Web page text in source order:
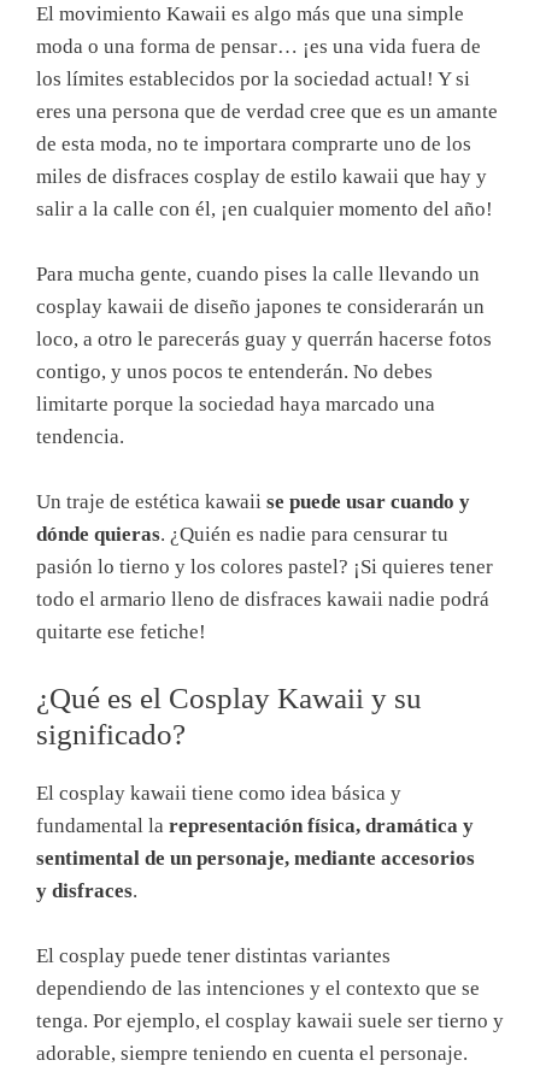
El movimiento Kawaii es algo más que una simple
moda o una forma de pensar… ¡es una vida fuera de
los límites establecidos por la sociedad actual! Y si
eres una persona que de verdad cree que es un amante
de esta moda, no te importara comprarte uno de los
miles de disfraces cosplay de estilo kawaii que hay y
salir a la calle con él, ¡en cualquier momento del año!
Para mucha gente, cuando pises la calle llevando un
cosplay kawaii de diseño japones te considerarán un
loco, a otro le parecerás guay y querrán hacerse fotos
contigo, y unos pocos te entenderán. No debes
limitarte porque la sociedad haya marcado una
tendencia.
Un traje de estética kawaii se puede usar cuando y
dónde quieras. ¿Quién es nadie para censurar tu
pasión lo tierno y los colores pastel? ¡Si quieres tener
todo el armario lleno de disfraces kawaii nadie podrá
quitarte ese fetiche!
¿Qué es el Cosplay Kawaii y su
significado?
El cosplay kawaii tiene como idea básica y
fundamental la representación física, dramática y
sentimental de un personaje, mediante accesorios
y disfraces.
El cosplay puede tener distintas variantes
dependiendo de las intenciones y el contexto que se
tenga. Por ejemplo, el cosplay kawaii suele ser tierno y
adorable, siempre teniendo en cuenta el personaje.